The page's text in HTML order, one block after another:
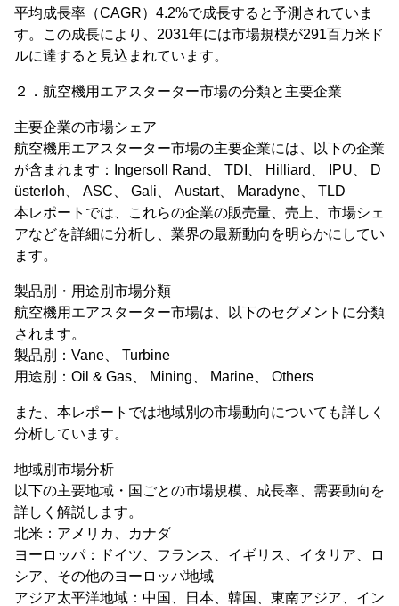
平均成長率（CAGR）4.2%で成長すると予測されていま
す。この成長により、2031年には市場規模が291百万米ド
ルに達すると見込まれています。
２．航空機用エアスターター市場の分類と主要企業
主要企業の市場シェア
航空機用エアスターター市場の主要企業には、以下の企業
が含まれます：Ingersoll Rand、 TDI、 Hilliard、 IPU、 D
üsterloh、 ASC、 Gali、 Austart、 Maradyne、 TLD
本レポートでは、これらの企業の販売量、売上、市場シェ
アなどを詳細に分析し、業界の最新動向を明らかにしてい
ます。
製品別・用途別市場分類
航空機用エアスターター市場は、以下のセグメントに分類
されます。
製品別：Vane、 Turbine
用途別：Oil & Gas、 Mining、 Marine、 Others
また、本レポートでは地域別の市場動向についても詳しく
分析しています。
地域別市場分析
以下の主要地域・国ごとの市場規模、成長率、需要動向を
詳しく解説します。
北米：アメリカ、カナダ
ヨーロッパ：ドイツ、フランス、イギリス、イタリア、ロ
シア、その他のヨーロッパ地域
アジア太平洋地域：中国、日本、韓国、東南アジア、イン